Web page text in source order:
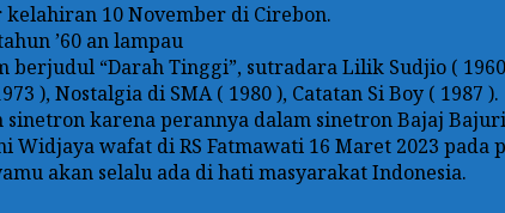
10 November di Cirebon.
’60 an lampau
“Darah Tinggi”, sutradara Lilik Sudjio (
), Nostalgia di SMA ( 1980 ), Catatan Si Boy ( 1987 ).
karena perannya dalam sinetron Bajaj
wafat di RS Fatmawati 16 Maret 2023 pada
akan selalu ada di hati masyarakat Indonesia.